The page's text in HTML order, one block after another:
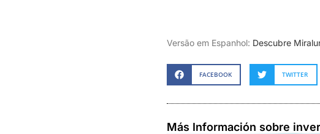
Versão em Espanhol: Descubre
FACEBOOK TWITTER
Más Información sobre